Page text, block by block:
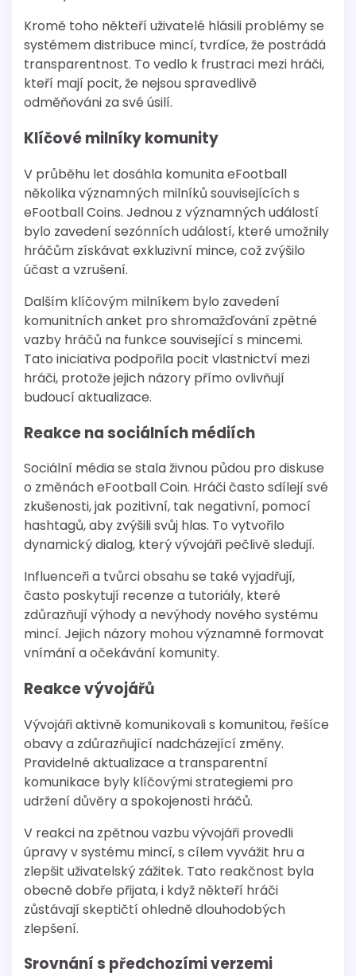
Kromě toho někteří uživatelé hlásili problémy se
systémem distribuce mincí, tvrdíce, že postrádá
transparentnost. To vedlo k frustraci mezi hráči,
kteří mají pocit, že nejsou spravedlivě
odměňováni za své úsilí.
Klíčové milníky komunity
V průběhu let dosáhla komunita eFootball
několika významných milníků souvisejících s
eFootball Coins. Jednou z významných událostí
bylo zavedení sezónních událostí, které umožnily
hráčům získávat exkluzivní mince, což zvýšilo
účast a vzrušení.
Dalším klíčovým milníkem bylo zavedení
komunitních anket pro shromažďování zpětné
vazby hráčů na funkce související s mincemi.
Tato iniciativa podpořila pocit vlastnictví mezi
hráči, protože jejich názory přímo ovlivňují
budoucí aktualizace.
Reakce na sociálních médiích
Sociální média se stala živnou půdou pro diskuse
o změnách eFootball Coin. Hráči často sdílejí své
zkušenosti, jak pozitivní, tak negativní, pomocí
hashtagů, aby zvýšili svůj hlas. To vytvořilo
dynamický dialog, který vývojáři pečlivě sledují.
Influenceři a tvůrci obsahu se také vyjadřují,
často poskytují recenze a tutoriály, které
zdůrazňují výhody a nevýhody nového systému
mincí. Jejich názory mohou významně formovat
vnímání a očekávání komunity.
Reakce vývojářů
Vývojáři aktivně komunikovali s komunitou, řešíce
obavy a zdůrazňující nadcházející změny.
Pravidelné aktualizace a transparentní
komunikace byly klíčovými strategiemi pro
udržení důvěry a spokojenosti hráčů.
V reakci na zpětnou vazbu vývojáři provedli
úpravy v systému mincí, s cílem vyvážit hru a
zlepšit uživatelský zážitek. Tato reakčnost byla
obecně dobře přijata, i když někteří hráči
zůstávají skeptičtí ohledně dlouhodobých
zlepšení.
Srovnání s předchozími verzemi